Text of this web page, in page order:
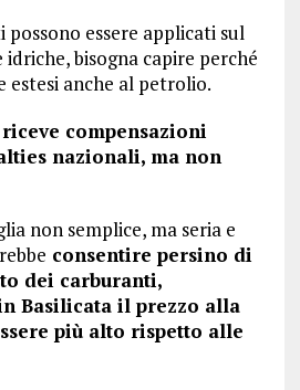
essere applicati sul
bisogna capire perché
estesi anche al petrolio.
compensazioni
nazionali, ma non
non semplice, ma seria e
consentire persino di
dei carburanti,
Basilicata il prezzo alla
più alto rispetto alle